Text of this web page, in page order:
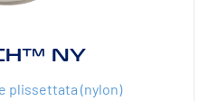
NY
plissettata (nylon)